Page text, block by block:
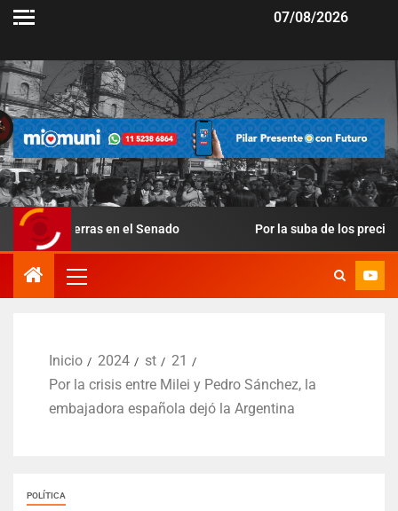
07/08/2026
en el Senado Por la suba de los precios y la caída
Inicio 2024 st
21
Por la crisis entre Milei y Pedro Sánchez, la
embajadora española dejó la Argentina
POLÍTICA